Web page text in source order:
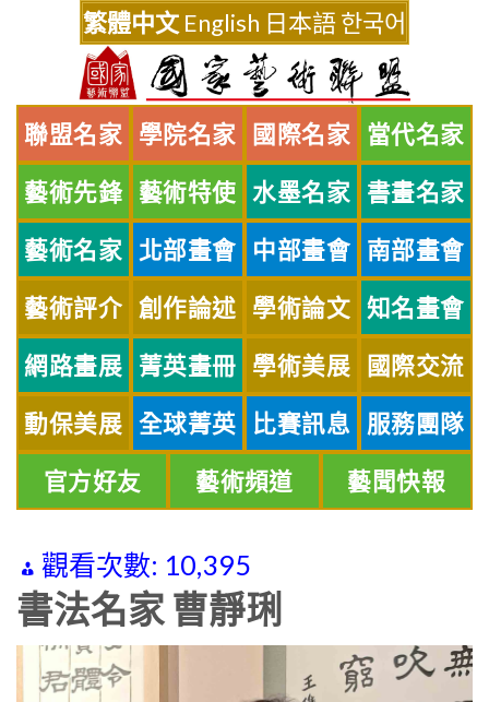
繁體中文 English 日本語한국어
聯盟名家 學院名家 國際名家 當代名家
藝術先鋒 藝術特使 水墨名家 書畫名家
藝術名家 北部畫會 中部畫會 南部畫會
藝術評介 創作論述 學術論文 知名畫會
網路畫展 菁英畫冊 學術美展 國際交流
動保美展 全球菁英 比賽訊息 服務團隊
官方好友 藝術頻道 藝聞快報
觀看次數: 10,395
書法名家 曹靜琍